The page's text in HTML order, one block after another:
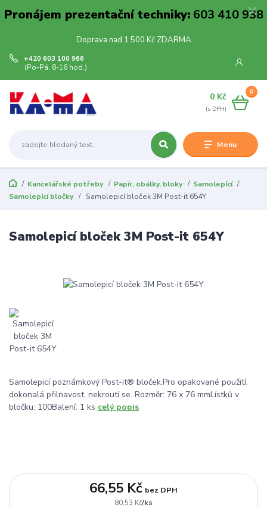
Pronájem prezentační techniky:603 410 938
Doprava nad 1 500 Kč ZDARMA
Menu
+420 603 100 966
(Po-Pá, 8-16 hod.)
0
0 Kč
Kancelářské potřeby Papír, obálky, bloky
Samolepící
Samolepící bločky
Samolepicí bloček 3M Post-it 654Y
Samolepicí bloček 3M Post-it 654Y
Samolepicí poznámkový Post-it® bloček.Pro opakované použití,
dokonalá přilnavost, nekroutí se. Rozměr: 76 x 76 mmLístků v
bločku: 100Balení: 1 ks celý popis
80,53 Kč/ks
66,55 Kč bez DPH